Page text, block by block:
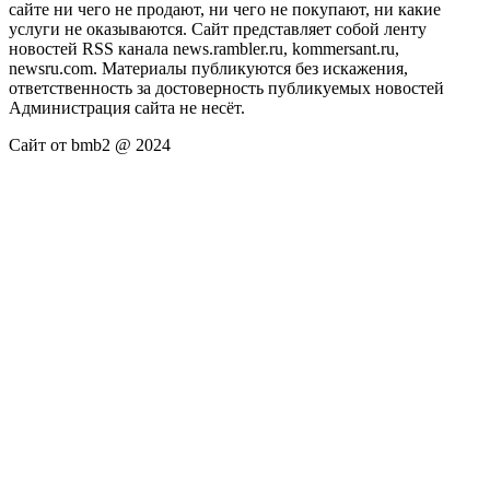
сайте ни чего не продают, ни чего не покупают, ни какие
услуги не оказываются. Сайт представляет собой ленту
новостей RSS канала news.rambler.ru, kommersant.ru,
newsru.com. Материалы публикуются без искажения,
ответственность за достоверность публикуемых новостей
Администрация сайта не несёт.
Сайт от bmb2 @ 2024